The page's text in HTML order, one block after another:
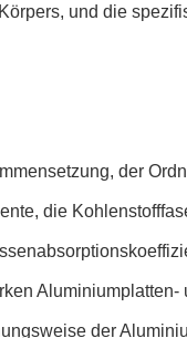
und die
der
die
Aluminiumplatten-
der